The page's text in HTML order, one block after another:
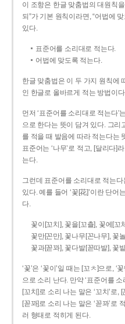
이 조항은 한글 맞춤법의 대원칙
되”가 기본 원칙이라면, “어법에
있다.
표준어를 소리대로 적는다.
어법에 맞도록 적는다.
한글 맞춤법은 이 두 가지 원칙에
인 한글로 올바르게 적는 방법이
먼저 ‘표준어를 소리대로 적는다
으로 한다는 뜻이 담겨 있다. 그리
를 적을 때 발음에 따라 적는다는
표준어는 ‘나무’로 적고, [달리다]
는다.
그런데 표준어를 소리대로 적는
있다. 예를 들어 ‘꽃[花]’이란 단
다.
꽃이[꼬치], 꽃을[꼬츨], 꽃에[꼬
꽃만[꼰만], 꽃나무[꼰나무], 꽃
꽃과[꼳꽈], 꽃다발[꼳따발], 꽃
‘꽃’은 ‘꽃이’일 때는 [꼬ㅊ]으로, ‘
으로 소리 난다. 만약 ‘표준어를
[꼬치]로 소리 나는 말은 ‘꼬치’로,
[꼳꽈]로 소리 나는 말은 ‘꼳꽈’로
러 형태로 적히게 된다.